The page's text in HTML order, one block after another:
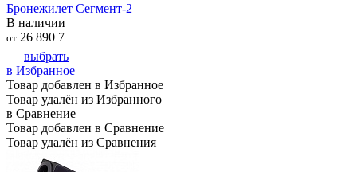
Бронежилет Сегмент-2
В наличии
от 26 890 7
выбрать
в Избранное
Товар добавлен в Избранное
Товар удалён из Избранного
в Сравнение
Товар добавлен в Сравнение
Товар удалён из Сравнения